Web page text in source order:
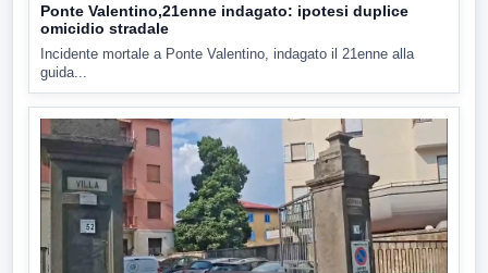
Ponte Valentino,21enne indagato: ipotesi duplice
omicidio stradale
Incidente mortale a Ponte Valentino, indagato il 21enne alla
guida...